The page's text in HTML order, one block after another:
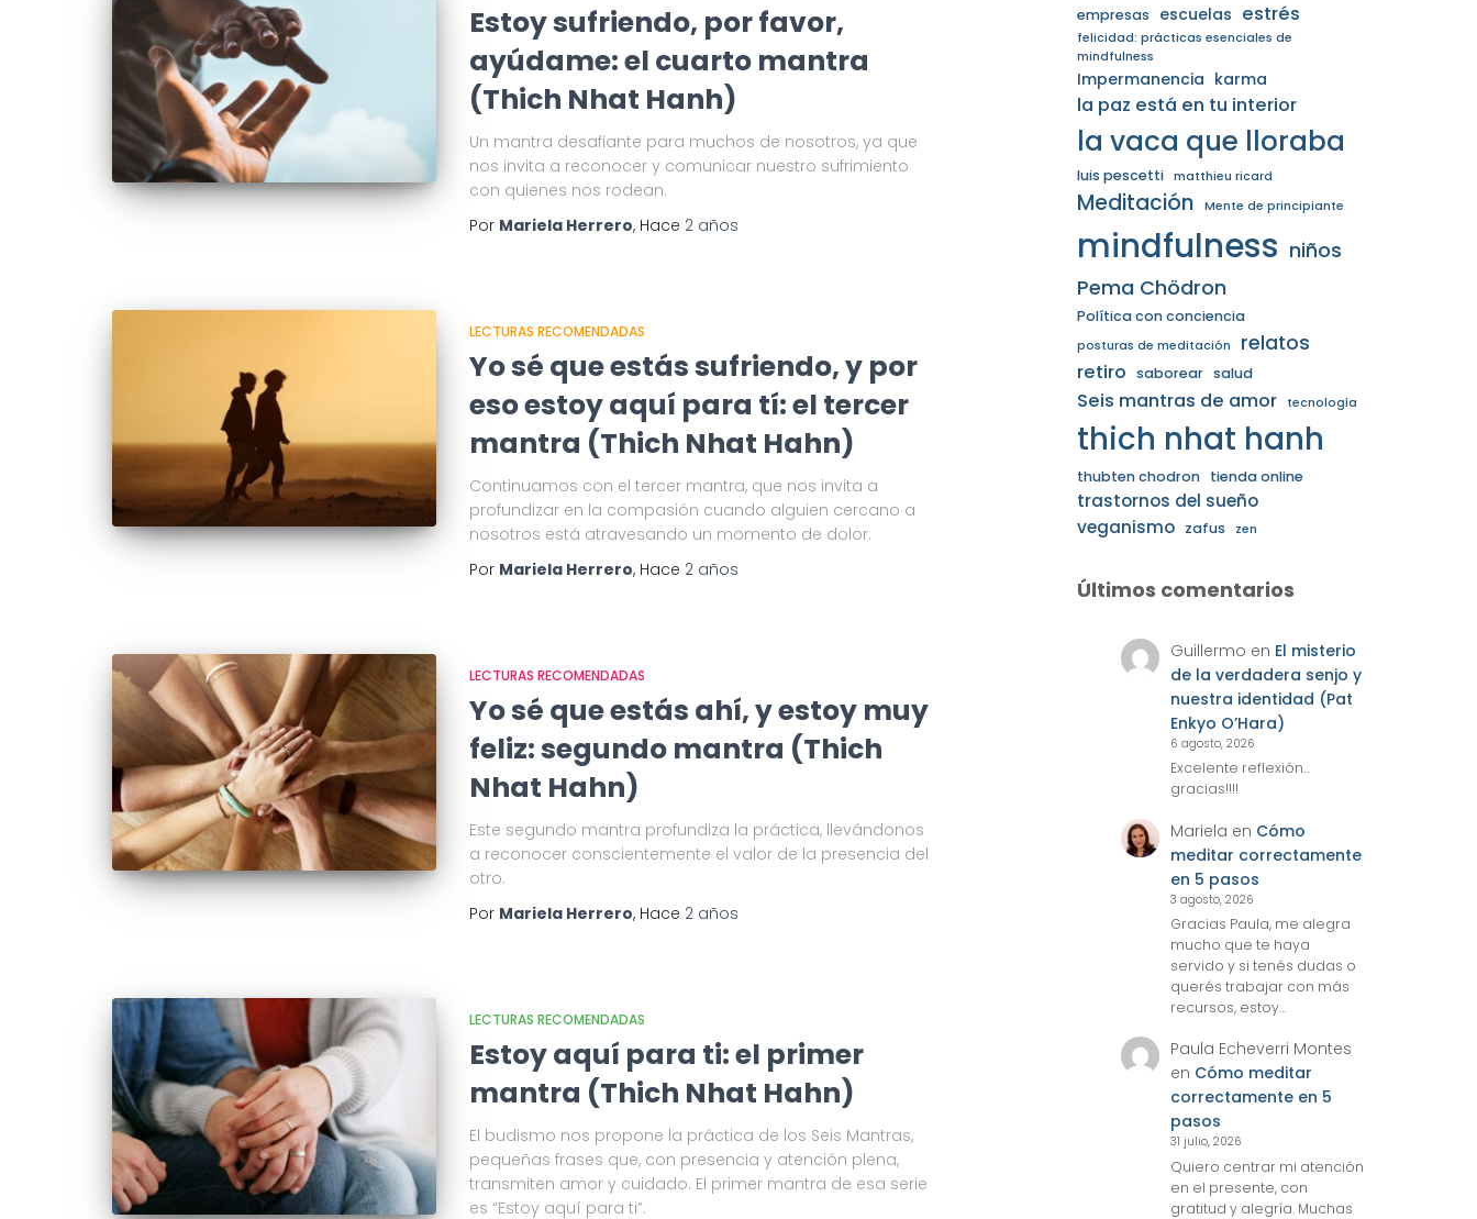
Estoy sufriendo, por favor,
ayúdame: el cuarto mantra
(Thich Nhat Hanh)
Un mantra desafiante para muchos de nosotros, ya que
nos invita a reconocer y comunicar nuestro sufrimiento
con quienes nos rodean.
Por Mariela Herrero, Hace 2 años
LECTURAS RECOMENDADAS
Yo sé que estás sufriendo, y por
eso estoy aquí para tí: el tercer
mantra (Thich Nhat Hahn)
Continuamos con el tercer mantra, que nos invita a
profundizar en la compasión cuando alguien cercano a
nosotros está atravesando un momento de dolor.
Por Mariela Herrero, Hace 2 años
LECTURAS RECOMENDADAS
Yo sé que estás ahí, y estoy muy
feliz: segundo mantra (Thich
Nhat Hahn)
Este segundo mantra profundiza la práctica, llevándonos
a reconocer conscientemente el valor de la presencia del
otro.
Por Mariela Herrero, Hace 2 años
LECTURAS RECOMENDADAS
Estoy aquí para ti: el primer
mantra (Thich Nhat Hahn)
El budismo nos propone la práctica de los Seis Mantras,
pequeñas frases que, con presencia y atención plena,
transmiten amor y cuidado. El primer mantra de esa serie
es “Estoy aquí para ti”.
empresas escuelas estrés
felicidad: prácticas esenciales de
mindfulness
Impermanencia karma
la paz está en tu interior
la vaca que lloraba
luis pescetti matthieu ricard
Meditación Mente de principiante
mindfulness niños
Pema Chödron
Política con conciencia
posturas de meditación relatos
retiro saborear salud
Seis mantras de amor tecnología
thich nhat hanh
thubten chodron tienda online
trastornos del sueño
veganismo
zafus zen
Últimos comentarios
Guillermo en El misterio
de la verdadera senjo y
nuestra identidad (Pat
Enkyo O’Hara)
6 agosto, 2026
Excelente reflexión...
gracias!!!!
Mariela en Cómo
meditar correctamente
en 5 pasos
3 agosto, 2026
Gracias Paula, me alegra
mucho que te haya
servido y si tenés dudas o
querés trabajar con más
recursos, estoy…
Paula Echeverri Montes
en Cómo meditar
correctamente en 5
pasos
31 julio, 2026
Quiero centrar mi atención
en el presente, con
gratitud y alegría. Muchas